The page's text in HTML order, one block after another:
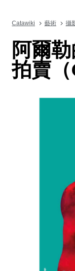
Catawiki 藝術 攝
阿爾
拍賣（